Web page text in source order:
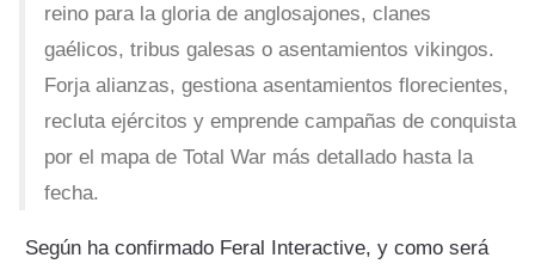
reino para la gloria de anglosajones, clanes
gaélicos, tribus galesas o asentamientos vikingos.
Forja alianzas, gestiona asentamientos florecientes,
recluta ejércitos y emprende campañas de conquista
por el mapa de Total War más detallado hasta la
fecha.
Según ha confirmado Feral Interactive, y como será